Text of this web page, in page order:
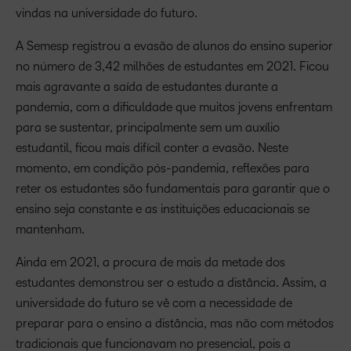
vindas na universidade do futuro.
A Semesp registrou a evasão de alunos do ensino superior
no número de 3,42 milhões de estudantes em 2021. Ficou
mais agravante a saída de estudantes durante a
pandemia, com a dificuldade que muitos jovens enfrentam
para se sustentar, principalmente sem um auxílio
estudantil, ficou mais difícil conter a evasão. Neste
momento, em condição pós-pandemia, reflexões para
reter os estudantes são fundamentais para garantir que o
ensino seja constante e as instituições educacionais se
mantenham.
Ainda em 2021, a procura de mais da metade dos
estudantes demonstrou ser o estudo a distância. Assim, a
universidade do futuro se vê com a necessidade de
preparar para o ensino a distância, mas não com métodos
tradicionais que funcionavam no presencial, pois a